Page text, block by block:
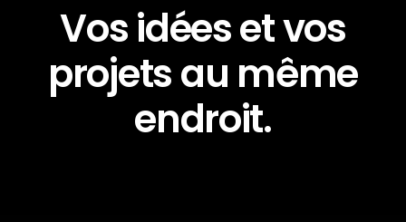
Vos idées et vos
projets au même
endroit.